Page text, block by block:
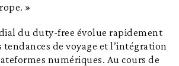
»
du duty-free évolue rapidement
tendances de voyage et l’intégration
numériques. Au cours de